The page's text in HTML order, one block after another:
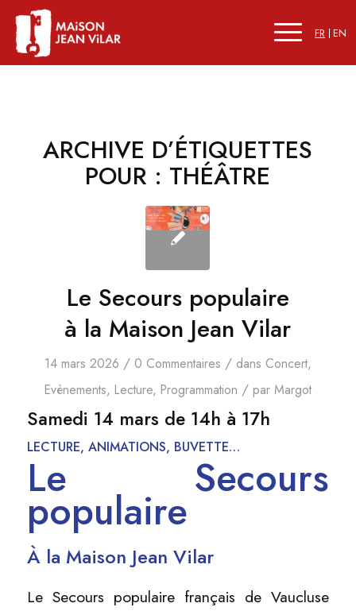
FR EN
ARCHIVE D’ÉTIQUETTES
POUR : THÉÂTRE
Le Secours populaire
à la Maison Jean Vilar
14 mars 2026 / 0 Commentaires / dans Concert,
Evènements, Lecture, Programmation / par Margot
Samedi 14 mars de 14h à 17h
LECTURE, ANIMATIONS, BUVETTE…
Le Secours
populaire
À la Maison Jean Vilar
Le Secours populaire français de Vaucluse